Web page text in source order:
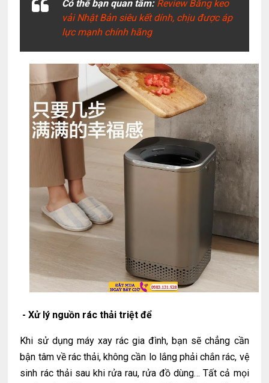
Có thể bạn quan tâm: Review Băng keo
vải Nhật Bản siêu kết dính, chịu được áp
lực mạnh chính hãng
- Xử lý nguồn rác thải triệt để
Khi sử dụng máy xay rác gia đình, bạn sẽ chẳng cần
bận tâm về rác thải, không cần lo lắng phải chắn rác, vệ
sinh rác thải sau khi rửa rau, rửa đồ dùng… Tất cả mọi